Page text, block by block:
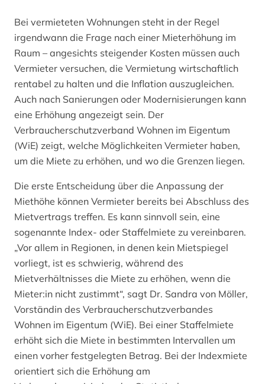
Bei vermieteten Wohnungen steht in der Regel
irgendwann die Frage nach einer Mieterhöhung im
Raum – angesichts steigender Kosten müssen auch
Vermieter versuchen, die Vermietung wirtschaftlich
rentabel zu halten und die Inflation auszugleichen.
Auch nach Sanierungen oder Modernisierungen kann
eine Erhöhung angezeigt sein. Der
Verbraucherschutzverband Wohnen im Eigentum
(WiE) zeigt, welche Möglichkeiten Vermieter haben,
um die Miete zu erhöhen, und wo die Grenzen liegen.
Die erste Entscheidung über die Anpassung der
Miethöhe können Vermieter bereits bei Abschluss des
Mietvertrags treffen. Es kann sinnvoll sein, eine
sogenannte Index- oder Staffelmiete zu vereinbaren.
„Vor allem in Regionen, in denen kein Mietspiegel
vorliegt, ist es schwierig, während des
Mietverhältnisses die Miete zu erhöhen, wenn die
Mieter:in nicht zustimmt“, sagt Dr. Sandra von Möller,
Vorständin des Verbraucherschutzverbandes
Wohnen im Eigentum (WiE). Bei einer Staffelmiete
erhöht sich die Miete in bestimmten Intervallen um
einen vorher festgelegten Betrag. Bei der Indexmiete
orientiert sich die Erhöhung am